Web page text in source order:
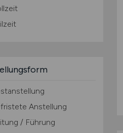
Anstellung
/ Führung